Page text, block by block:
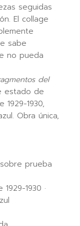
seguidas
El collage
sabe
no pueda
del
estado de
1930,
Obra única,
prueba
1930 ·